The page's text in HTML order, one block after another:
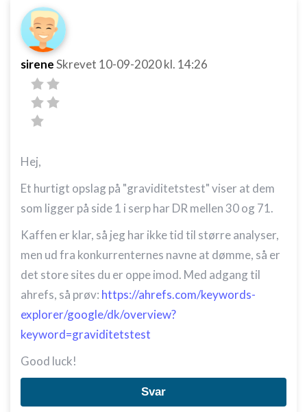
sireneSkrevet 10-09-2020kl. 14:26
Hej,
Et hurtigt opslag på "graviditetstest" viser at dem
som ligger på side 1 i serp har DR mellen 30 og 71.
Kaffen er klar, så jeg har ikke tid til større analyser,
men ud fra konkurrenternes navne at dømme, så er
det store sites du er oppe imod. Med adgang til
ahrefs, så prøv: https://ahrefs.com/keywords-
explorer/google/dk/overview?
keyword=graviditetstest
Good luck!
Svar